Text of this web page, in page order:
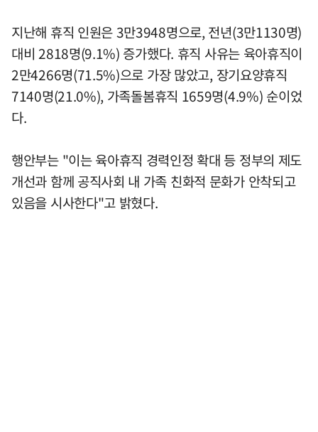
지난해 휴직 인원은 3만3948명으로, 전년(3만1130명)
대비 2818명(9.1%) 증가했다. 휴직 사유는 육아휴직이
2만4266명(71.5%)으로 가장 많았고, 장기요양휴직
7140명(21.0%), 가족돌봄휴직 1659명(4.9%) 순이었
다.
행안부는 "이는 육아휴직 경력인정 확대 등 정부의 제도
개선과 함께 공직사회 내 가족 친화적 문화가 안착되고
있음을 시사한다"고 밝혔다.